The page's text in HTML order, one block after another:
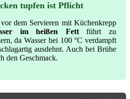
tupfen ist Pflicht
dem Servieren mit Küchenkrepp
im heißen Fettführt zu
da Wasser bei 100 °C verdampft
ausdehnt. Auch bei Brühe
den Geschmack.